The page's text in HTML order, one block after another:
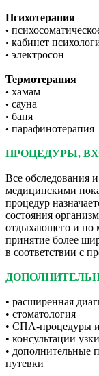
Психотерапия
•
• кабинет
• электросон
Термотерапия
• хамам
• сауна
• баня
• парафинотерапия
ПРОЦЕДУРЫ,
Все обследования
медицинскими
процедур
состояния
отдыхающего и по
принятие более
в соответствии с
• расширенная
• стоматология
• СПА-процедуры и
• консультации
• дополнительные
путевки